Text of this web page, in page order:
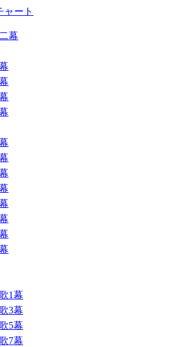
ャート
幕
1幕
3幕
5幕
7幕